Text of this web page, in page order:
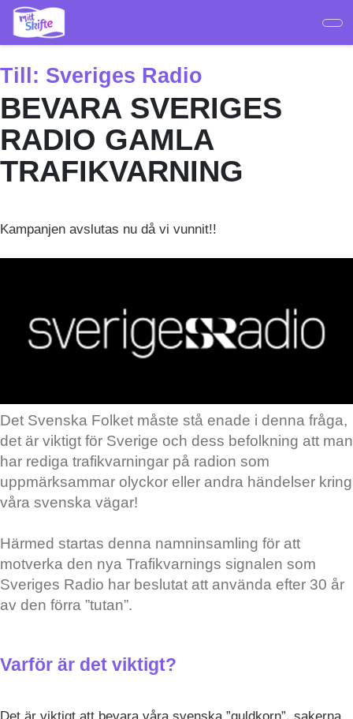
Hoppa
huvudinnehåll
Till: Sveriges Radio
BEVARA SVERIGES
RADIO GAMLA
TRAFIKVARNING
Kampanjen avslutas nu då vi vunnit!!
Det Svenska Folket måste stå enade i denna fråga,
det är viktigt för Sverige och dess befolkning att man
har rediga trafikvarningar på radion som
uppmärksammar olyckor eller andra händelser kring
våra svenska vägar!
Härmed startas denna namninsamling för att
motverka den nya Trafikvarnings signalen som
Sveriges Radio har beslutat att använda efter 30 år
av den förra ”tutan”.
Varför är det viktigt?